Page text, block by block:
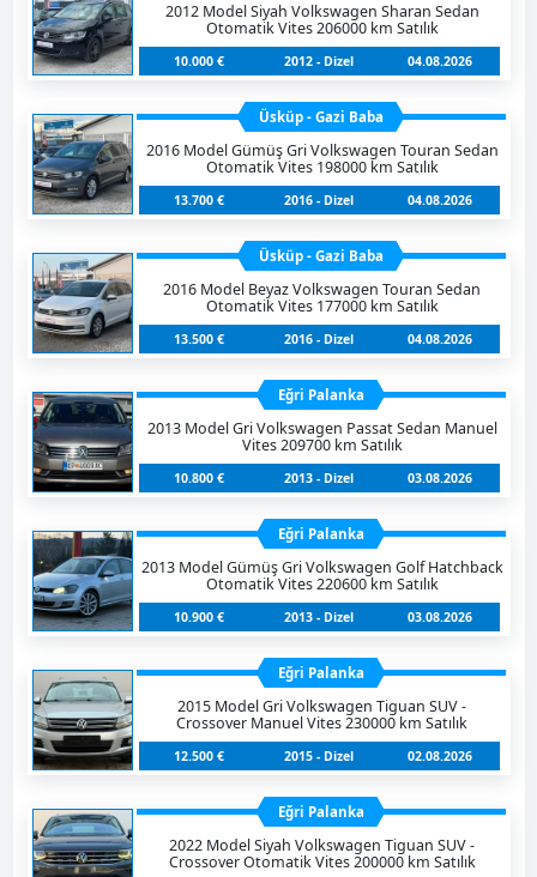
2012 Model Siyah Volkswagen Sharan Sedan
Otomatik Vites 206000 km Satılık
10.000 € 2012 - Dizel 04.08.2026
Üsküp - Gazi Baba
2016 Model Gümüş Gri Volkswagen Touran Sedan
Otomatik Vites 198000 km Satılık
13.700 € 2016 - Dizel 04.08.2026
Üsküp - Gazi Baba
2016 Model Beyaz Volkswagen Touran Sedan
Otomatik Vites 177000 km Satılık
13.500 € 2016 - Dizel 04.08.2026
Eğri Palanka
2013 Model Gri Volkswagen Passat Sedan Manuel
Vites 209700 km Satılık
10.800 € 2013 - Dizel 03.08.2026
Eğri Palanka
2013 Model Gümüş Gri Volkswagen Golf Hatchback
Otomatik Vites 220600 km Satılık
10.900 € 2013 - Dizel 03.08.2026
Eğri Palanka
2015 Model Gri Volkswagen Tiguan SUV -
Crossover Manuel Vites 230000 km Satılık
12.500 € 2015 - Dizel 02.08.2026
Eğri Palanka
2022 Model Siyah Volkswagen Tiguan SUV -
Crossover Otomatik Vites 200000 km Satılık